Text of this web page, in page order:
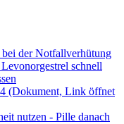
der Notfallverhütung
schnell
(Dokument, Link öffnet
nutzen - Pille danach